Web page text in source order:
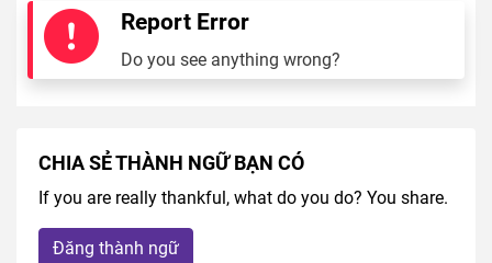
Report Error
Do you see anything wrong?
CHIA SẺ THÀNH NGỮ BẠN CÓ
If you are really thankful, what do you do? You share.
Đăng thành ngữ